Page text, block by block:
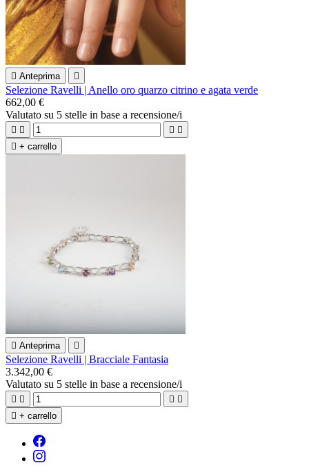
 Anteprima 
Selezione Ravelli | Anello oro quarzo citrino e agata verde
662,00 €
Valutato su 5 stelle in base a recensione/i
   
 + carrello
 Anteprima 
Selezione Ravelli | Bracciale Fantasia
3.342,00 €
Valutato su 5 stelle in base a recensione/i
   
 + carrello